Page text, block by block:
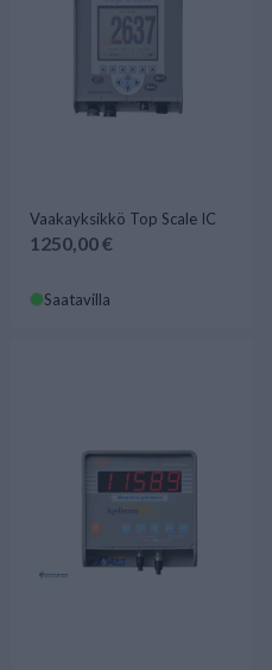
Vaakayksikkö Top Scale IC
1250,00 €
Saatavilla